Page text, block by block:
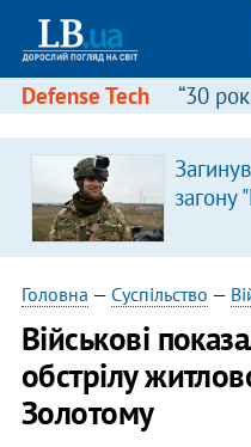
Defense Tech “30
Головна — Суспільство —
Військові
обстрілу
Золотому